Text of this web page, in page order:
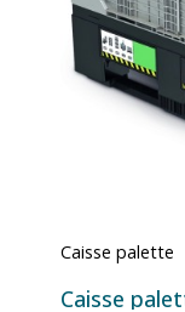
Caisse palette